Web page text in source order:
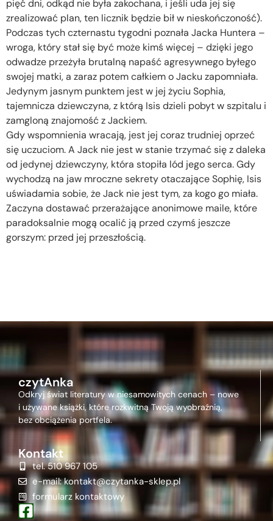
pięć dni, odkąd nie była zakochana, i jeśli uda jej się
zrealizować plan, ten licznik będzie bił w nieskończoność).
Podczas tych czternastu tygodni poznała Jacka Huntera –
wroga, który stał się być może kimś więcej – dzięki jego
odwadze przeżyła brutalną napaść agresywnego byłego
swojej matki, a zaraz potem całkiem o Jacku zapomniała.
Jedynym jasnym punktem jest w jej życiu Sophia,
tajemnicza dziewczyna, z którą Isis dzieli pobyt w szpitalu i
zamgloną znajomość z Jackiem.
Gdy wspomnienia wracają, jest jej coraz trudniej oprzeć
się uczuciom. A Jack nie jest w stanie trzymać się z daleka
od jedynej dziewczyny, która stopiła lód jego serca. Gdy
wychodzą na jaw mroczne sekrety otaczające Sophię, Isis
uświadamia sobie, że Jack nie jest tym, za kogo go miała.
Zaczyna dostawać przerażające anonimowe maile, które
paradoksalnie mogą ocalić ją przed czymś jeszcze
gorszym: przed jej przeszłością.
czytAnka
Odkryj świat literatury w niesamowitych cenach – nowe
i używane książki, które rozkwitną Twoją wyobraźnią,
bez obciążenia portfela.
Kontakt
tel. 510 967 105
e-mail: kontakt@czytanka-sklep.pl
formularz kontaktowy